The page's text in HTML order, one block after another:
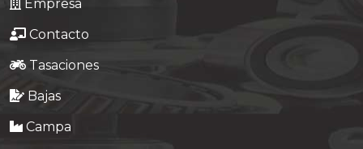
Contacto
Empresa
Contacto
Tasaciones
Bajas
Campa